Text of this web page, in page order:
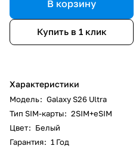
В корзину
Купить в 1 клик
Характеристики
Модель: Galaxy S26 Ultra
Тип SIM-карты: 2SIM+eSIM
Цвет: Белый
Гарантия: 1 Год